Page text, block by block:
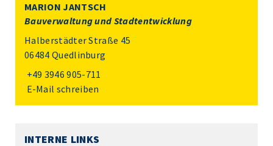
MARION JANTSCH
Bauverwaltung und Stadtentwicklung
Halberstädter Straße 45
06484 Quedlinburg
+49 3946 905-711
E-Mail schreiben
INTERNE LINKS